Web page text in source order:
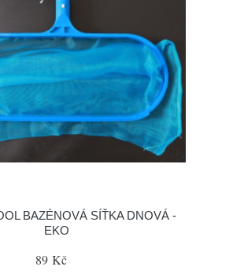
BAZÉNOVÁ SÍŤKA DNOVÁ -
EKO
89 Kč